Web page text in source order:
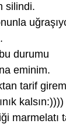
silindi.
durumu
eminim.
tarif
kalsın:))))
marmelatı